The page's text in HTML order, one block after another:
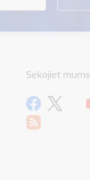
Sekojiet mums